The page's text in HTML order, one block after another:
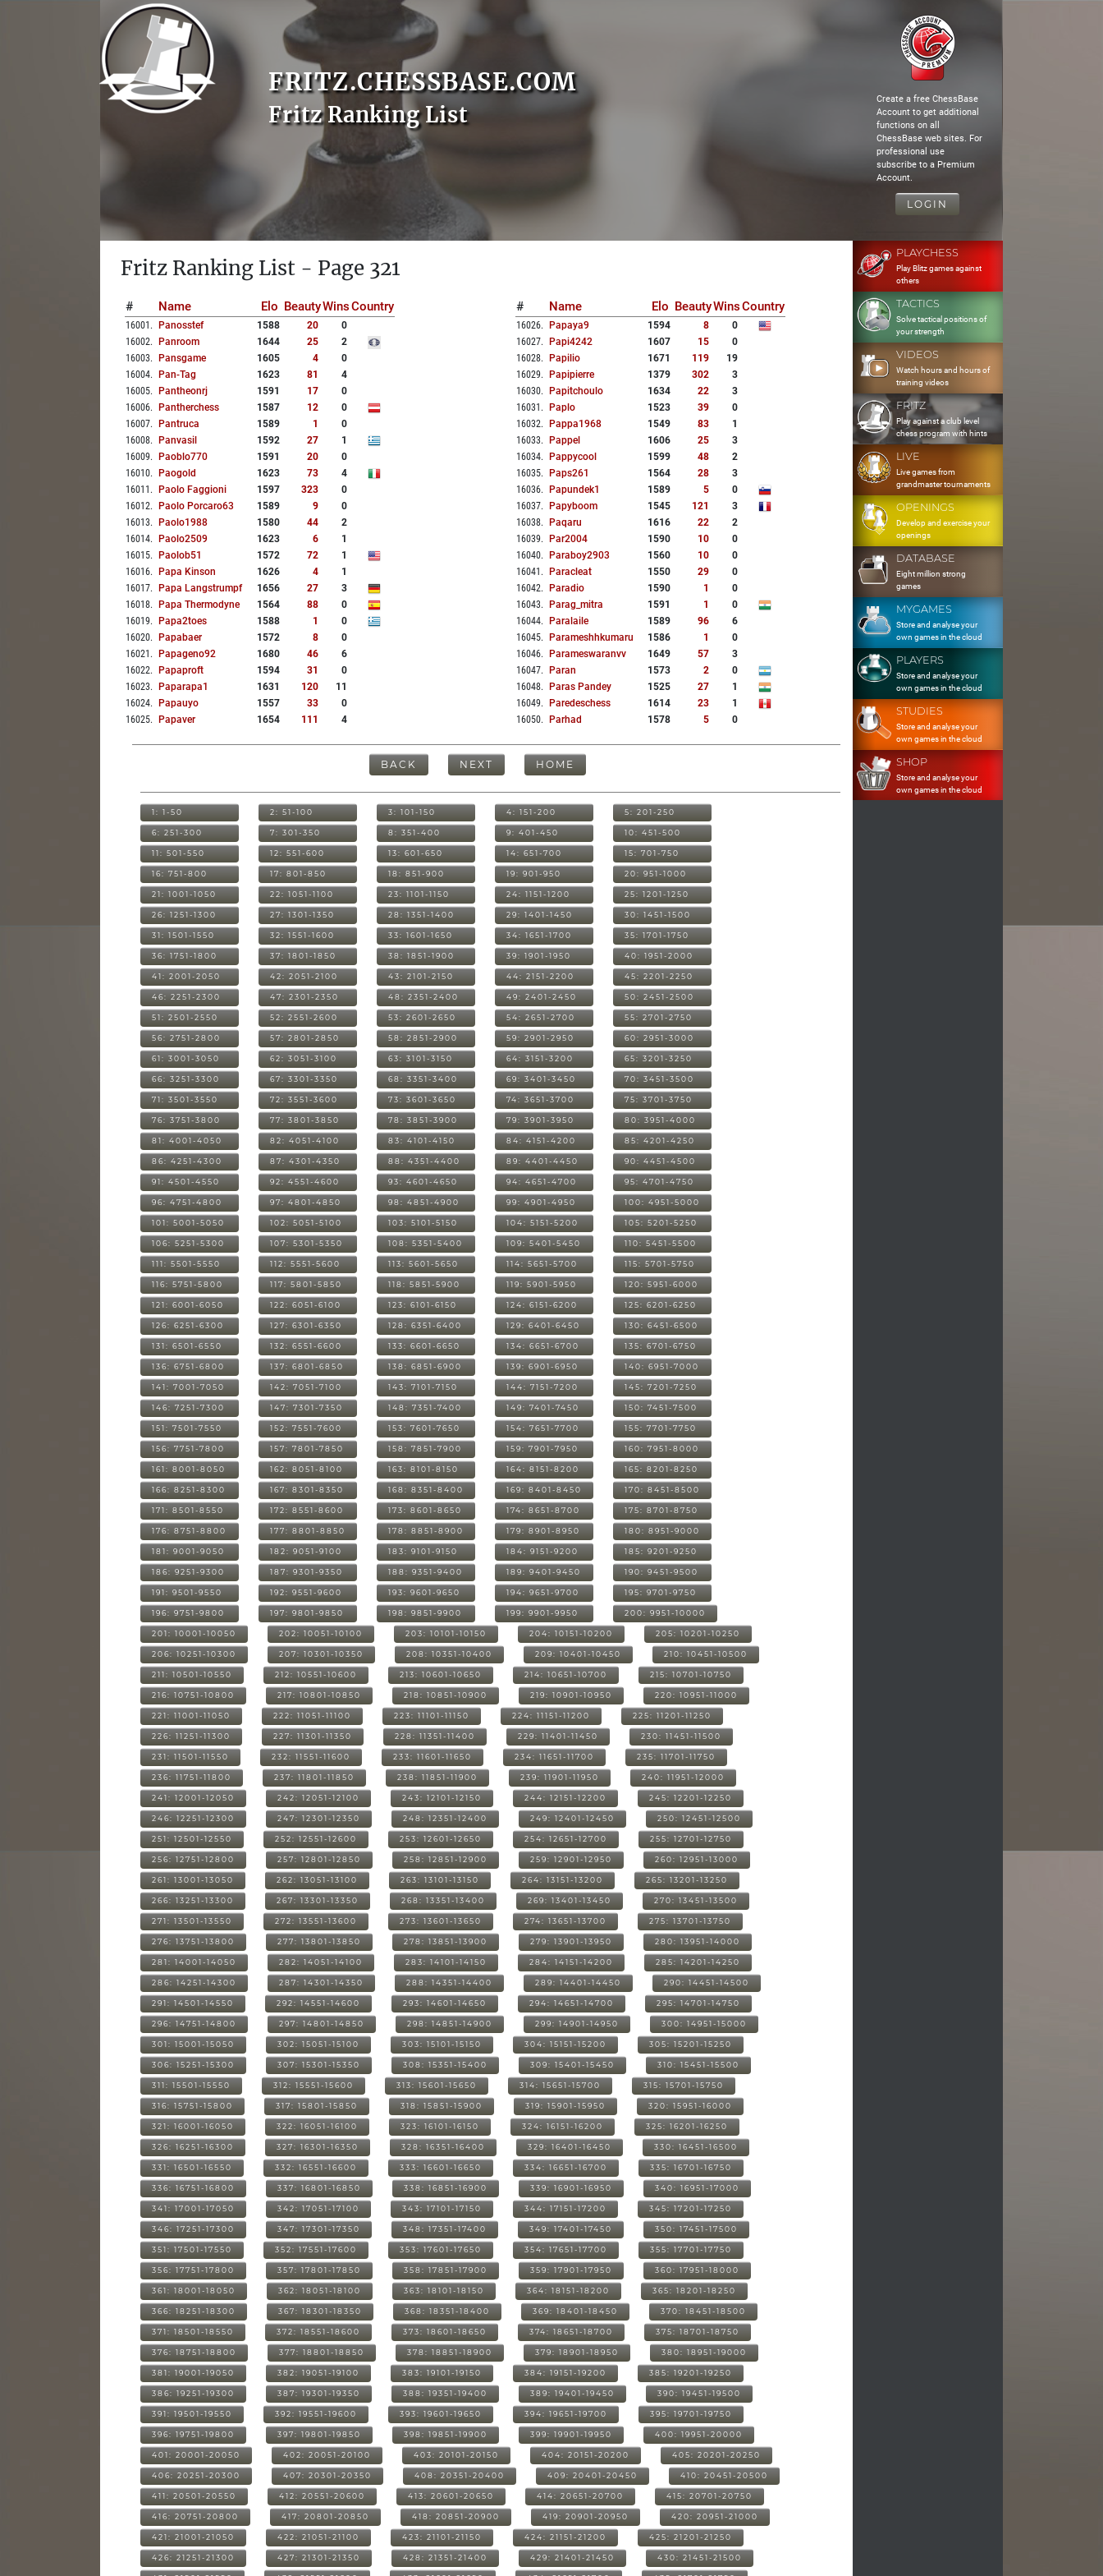
FRITZ.CHESSBASE.COM
Fritz Ranking List
Create a free ChessBase
Account to get additional
functions on all
ChessBase web sites. For
professional use
subscribe to a Premium
Account.
LOGIN
Fritz Ranking List - Page 321
# Name Elo BeautyWinsCountry
16001 . Panosstef 1588 20
0
16002. Panroom 1644 25
2
16003. Pansgame 1605 4
0
16004. Pan-Tag 1623 81
4
16005. Pantheonrj 1591 17
0
16006. Pantherchess 1587 12
0
16007. Pantruca 1589 1
0
16008. Panvasil 1592 27
1
16009. Paoblo770 1591 20
0
16010. Paogold 1623 73
4
16011 . Paolo Faggioni 1597 323
0
16012. Paolo Porcaro63 1589 9
0
16013. Paolo1988 1580 44
2
16014. Paolo2509 1623 6
1
16015. Paolob51 1572 72
1
16016. Papa Kinson 1626 4
1
16017. Papa Langstrumpf 1656 27
3
16018. Papa Thermodyne 1564 88
0
16019. Papa2toes 1588 1
0
16020. Papabaer 1572 8
0
16021 . Papageno92 1680 46
6
16022. Papaproft 1594 31
0
16023. Paparapa1 1631 120
11
16024. Papauyo 1557 33
0
16025. Papaver 1654 111 4
# Name Elo BeautyWinsCountry
16026. Papaya9 1594 8
0
16027. Papi4242 1607 15
0
16028. Papilio 1671 119
19
16029. Papipierre 1379 302
3
16030. Papitchoulo 1634 22
3
16031 . Paplo 1523 39
0
16032. Pappa1968 1549 83
1
16033. Pappel 1606 25
3
16034. Pappycool 1599 48
2
16035. Paps261 1564 28
3
16036. Papundek1 1589 5
0
16037. Papyboom 1545 121
3
16038. Paqaru 1616 22
2
16039. Par2004 1590 10
0
16040. Paraboy2903 1560 10
0
16041 . Paracleat 1550 29
0
16042. Paradio 1590 1
0
16043. Parag_mitra 1591 1
0
16044. Paralaile 1589 96
6
16045. Parameshhkumaru 1586 1
0
16046. Parameswaranvv 1649 57
3
16047. Paran 1573 2
0
16048. Paras Pandey 1525 27
1
16049. Paredeschess 1614 23
1
16050. Parhad 1578 5 0
BACK NEXT HOME
1: 1-50 2: 51-100 3: 101-150 4: 151-200 5: 201-250
6: 251-300 7: 301-350 8: 351-400 9: 401-450 10: 451-500
11: 501-550 12: 551-600 13: 601-650 14: 651-700 15: 701-750
16: 751-800 17: 801-850 18: 851-900 19: 901-950 20: 951-1000
21: 1001-1050 22: 1051-1100 23: 1101-1150 24: 1151-1200 25: 1201-1250
26: 1251-1300 27: 1301-1350 28: 1351-1400 29: 1401-1450 30: 1451-1500
31: 1501-1550 32: 1551-1600 33: 1601-1650 34: 1651-1700 35: 1701-1750
36: 1751-1800 37: 1801-1850 38: 1851-1900 39: 1901-1950 40: 1951-2000
41: 2001-2050 42: 2051-2100 43: 2101-2150 44: 2151-2200 45: 2201-2250
46: 2251-2300 47: 2301-2350 48: 2351-2400 49: 2401-2450 50: 2451-2500
51: 2501-2550 52: 2551-2600 53: 2601-2650 54: 2651-2700 55: 2701-2750
56: 2751-2800 57: 2801-2850 58: 2851-2900 59: 2901-2950 60: 2951-3000
61: 3001-3050 62: 3051-3100 63: 3101-3150 64: 3151-3200 65: 3201-3250
66: 3251-3300 67: 3301-3350 68: 3351-3400 69: 3401-3450 70: 3451-3500
71: 3501-3550 72: 3551-3600 73: 3601-3650 74: 3651-3700 75: 3701-3750
76: 3751-3800 77: 3801-3850 78: 3851-3900 79: 3901-3950 80: 3951-4000
81: 4001-4050 82: 4051-4100 83: 4101-4150 84: 4151-4200 85: 4201-4250
86: 4251-4300 87: 4301-4350 88: 4351-4400 89: 4401-4450 90: 4451-4500
91: 4501-4550 92: 4551-4600 93: 4601-4650 94: 4651-4700 95: 4701-4750
96: 4751-4800 97: 4801-4850 98: 4851-4900 99: 4901-4950 100: 4951-5000
101: 5001-5050 102: 5051-5100 103: 5101-5150 104: 5151-5200 105: 5201-5250
106: 5251-5300 107: 5301-5350 108: 5351-5400 109: 5401-5450 110: 5451-5500
111: 5501-5550 112: 5551-5600 113: 5601-5650 114: 5651-5700 115: 5701-5750
116: 5751-5800 117: 5801-5850 118: 5851-5900 119: 5901-5950 120: 5951-6000
121: 6001-6050 122: 6051-6100 123: 6101-6150 124: 6151-6200 125: 6201-6250
126: 6251-6300 127: 6301-6350 128: 6351-6400 129: 6401-6450 130: 6451-6500
131: 6501-6550 132: 6551-6600 133: 6601-6650 134: 6651-6700 135: 6701-6750
136: 6751-6800 137: 6801-6850 138: 6851-6900 139: 6901-6950 140: 6951-7000
141: 7001-7050 142: 7051-7100 143: 7101-7150 144: 7151-7200 145: 7201-7250
146: 7251-7300 147: 7301-7350 148: 7351-7400 149: 7401-7450 150: 7451-7500
151: 7501-7550 152: 7551-7600 153: 7601-7650 154: 7651-7700 155: 7701-7750
156: 7751-7800 157: 7801-7850 158: 7851-7900 159: 7901-7950 160: 7951-8000
161: 8001-8050 162: 8051-8100 163: 8101-8150 164: 8151-8200 165: 8201-8250
166: 8251-8300 167: 8301-8350 168: 8351-8400 169: 8401-8450 170: 8451-8500
171: 8501-8550 172: 8551-8600 173: 8601-8650 174: 8651-8700 175: 8701-8750
176: 8751-8800 177: 8801-8850 178: 8851-8900 179: 8901-8950 180: 8951-9000
181: 9001-9050 182: 9051-9100 183: 9101-9150 184: 9151-9200 185: 9201-9250
186: 9251-9300 187: 9301-9350 188: 9351-9400 189: 9401-9450 190: 9451-9500
191: 9501-9550 192: 9551-9600 193: 9601-9650 194: 9651-9700 195: 9701-9750
196: 9751-9800 197: 9801-9850 198: 9851-9900 199: 9901-9950 200: 9951-10000
201: 10001-10050 202: 10051-10100 203: 10101-10150 204: 10151-10200 205: 10201-10250
206: 10251-10300 207: 10301-10350 208: 10351-10400 209: 10401-10450 210: 10451-10500
211: 10501-10550 212: 10551-10600 213: 10601-10650 214: 10651-10700 215: 10701-10750
216: 10751-10800 217: 10801-10850 218: 10851-10900 219: 10901-10950 220: 10951-11000
221: 11001-11050 222: 11051-11100 223: 11101-11150 224: 11151-11200 225: 11201-11250
226: 11251-11300 227: 11301-11350 228: 11351-11400 229: 11401-11450 230: 11451-11500
231: 11501-11550 232: 11551-11600 233: 11601-11650 234: 11651-11700 235: 11701-11750
236: 11751-11800 237: 11801-11850 238: 11851-11900 239: 11901-11950 240: 11951-12000
241: 12001-12050 242: 12051-12100 243: 12101-12150 244: 12151-12200 245: 12201-12250
246: 12251-12300 247: 12301-12350 248: 12351-12400 249: 12401-12450 250: 12451-12500
251: 12501-12550 252: 12551-12600 253: 12601-12650 254: 12651-12700 255: 12701-12750
256: 12751-12800 257: 12801-12850 258: 12851-12900 259: 12901-12950 260: 12951-13000
261: 13001-13050 262: 13051-13100 263: 13101-13150 264: 13151-13200 265: 13201-13250
266: 13251-13300 267: 13301-13350 268: 13351-13400 269: 13401-13450 270: 13451-13500
271: 13501-13550 272: 13551-13600 273: 13601-13650 274: 13651-13700 275: 13701-13750
276: 13751-13800 277: 13801-13850 278: 13851-13900 279: 13901-13950 280: 13951-14000
281: 14001-14050 282: 14051-14100 283: 14101-14150 284: 14151-14200 285: 14201-14250
286: 14251-14300 287: 14301-14350 288: 14351-14400 289: 14401-14450 290: 14451-14500
291: 14501-14550 292: 14551-14600 293: 14601-14650 294: 14651-14700 295: 14701-14750
296: 14751-14800 297: 14801-14850 298: 14851-14900 299: 14901-14950 300: 14951-15000
301: 15001-15050 302: 15051-15100 303: 15101-15150 304: 15151-15200 305: 15201-15250
306: 15251-15300 307: 15301-15350 308: 15351-15400 309: 15401-15450 310: 15451-15500
311: 15501-15550 312: 15551-15600 313: 15601-15650 314: 15651-15700 315: 15701-15750
316: 15751-15800 317: 15801-15850 318: 15851-15900 319: 15901-15950 320: 15951-16000
321: 16001-16050 322: 16051-16100 323: 16101-16150 324: 16151-16200 325: 16201-16250
326: 16251-16300 327: 16301-16350 328: 16351-16400 329: 16401-16450 330: 16451-16500
331: 16501-16550 332: 16551-16600 333: 16601-16650 334: 16651-16700 335: 16701-16750
336: 16751-16800 337: 16801-16850 338: 16851-16900 339: 16901-16950 340: 16951-17000
341: 17001-17050 342: 17051-17100 343: 17101-17150 344: 17151-17200 345: 17201-17250
346: 17251-17300 347: 17301-17350 348: 17351-17400 349: 17401-17450 350: 17451-17500
351: 17501-17550 352: 17551-17600 353: 17601-17650 354: 17651-17700 355: 17701-17750
356: 17751-17800 357: 17801-17850 358: 17851-17900 359: 17901-17950 360: 17951-18000
361: 18001-18050 362: 18051-18100 363: 18101-18150 364: 18151-18200 365: 18201-18250
366: 18251-18300 367: 18301-18350 368: 18351-18400 369: 18401-18450 370: 18451-18500
371: 18501-18550 372: 18551-18600 373: 18601-18650 374: 18651-18700 375: 18701-18750
376: 18751-18800 377: 18801-18850 378: 18851-18900 379: 18901-18950 380: 18951-19000
381: 19001-19050 382: 19051-19100 383: 19101-19150 384: 19151-19200 385: 19201-19250
386: 19251-19300 387: 19301-19350 388: 19351-19400 389: 19401-19450 390: 19451-19500
391: 19501-19550 392: 19551-19600 393: 19601-19650 394: 19651-19700 395: 19701-19750
396: 19751-19800 397: 19801-19850 398: 19851-19900 399: 19901-19950 400: 19951-20000
401: 20001-20050 402: 20051-20100 403: 20101-20150 404: 20151-20200 405: 20201-20250
406: 20251-20300 407: 20301-20350 408: 20351-20400 409: 20401-20450 410: 20451-20500
411: 20501-20550 412: 20551-20600 413: 20601-20650 414: 20651-20700 415: 20701-20750
416: 20751-20800 417: 20801-20850 418: 20851-20900 419: 20901-20950 420: 20951-21000
421: 21001-21050 422: 21051-21100 423: 21101-21150 424: 21151-21200 425: 21201-21250
426: 21251-21300 427: 21301-21350 428: 21351-21400 429: 21401-21450 430: 21451-21500
PLAYCHESS
Play Blitz games against
others
TACTICS
Solve tactical positions of
your strength
VIDEOS
Watch hours and hours of
training videos
FRITZ
Play against a club level
chess program with hints
LIVE
Live games from
grandmaster tournaments
OPENINGS
Develop and exercise your
openings
DATABASE
Eight million strong
games
MYGAMES
Store and analyse your
own games in the cloud
PLAYERS
Store and analyse your
own games in the cloud
STUDIES
Store and analyse your
own games in the cloud
SHOP
Store and analyse your
own games in the cloud